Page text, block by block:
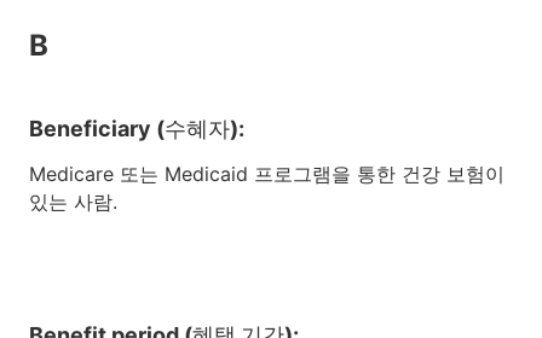
B
Beneficiary (수혜자):
Medicare 또는 Medicaid 프로그램을 통한 건강 보험이
있는 사람.